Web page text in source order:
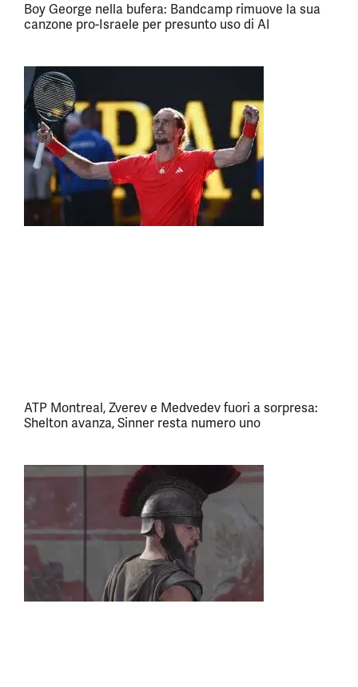
Boy George nella bufera: Bandcamp rimuove la sua
canzone pro-Israele per presunto uso di AI
ATP Montreal, Zverev e Medvedev fuori a sorpresa:
Shelton avanza, Sinner resta numero uno